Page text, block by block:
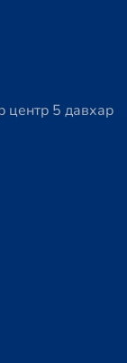
5 давхар